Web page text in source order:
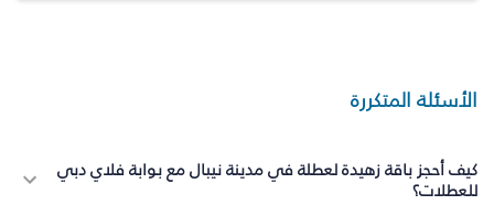
الأسئلة المتكررة
كيف أحجز باقة زهيدة لعطلة في مدينة نيبال مع بوابة فلاي دبي
للعطلات؟